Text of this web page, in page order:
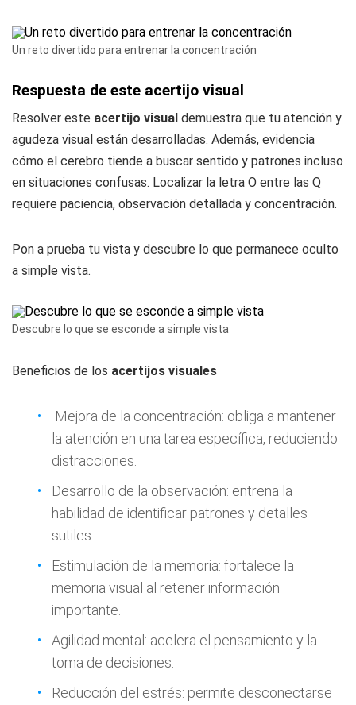
Un reto divertido para entrenar la concentración
Respuesta de este acertijo visual
Resolver este acertijo visual demuestra que tu atención y
agudeza visual están desarrolladas. Además, evidencia
cómo el cerebro tiende a buscar sentido y patrones incluso
en situaciones confusas. Localizar la letra O entre las Q
requiere paciencia, observación detallada y concentración.
Pon a prueba tu vista y descubre lo que permanece oculto
a simple vista.
Descubre lo que se esconde a simple vista
Beneficios de los acertijos visuales
Mejora de la concentración: obliga a mantener
la atención en una tarea específica, reduciendo
distracciones.
Desarrollo de la observación: entrena la
habilidad de identificar patrones y detalles
sutiles.
Estimulación de la memoria: fortalece la
memoria visual al retener información
importante.
Agilidad mental: acelera el pensamiento y la
toma de decisiones.
Reducción del estrés: permite desconectarse